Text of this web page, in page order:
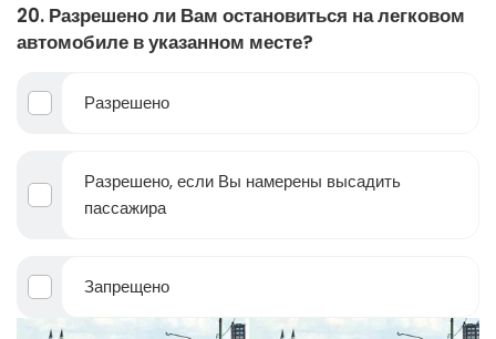
20. Разрешено ли Вам остановиться на легковом
автомобиле в указанном месте?
Разрешено
Разрешено, если Вы намерены высадить
пассажира
Запрещено